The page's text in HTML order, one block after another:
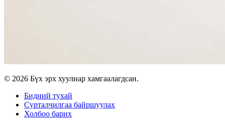
© 2026 Бүх эрх хуулиар хамгаалагдсан.
Бидний тухай
Сурталчилгаа байршуулах
Холбоо барих